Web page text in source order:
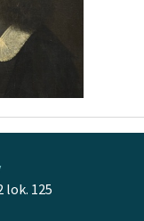
lok. 125